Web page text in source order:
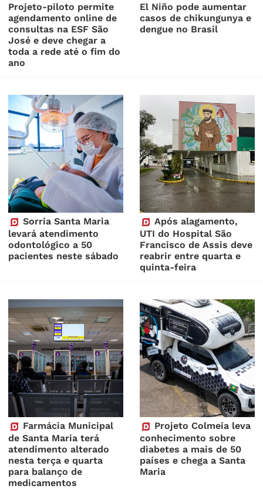
Projeto-piloto permite
agendamento online de
consultas na ESF São
José e deve chegar a
toda a rede até o fim do
ano
El Niño pode aumentar
casos de chikungunya e
dengue no Brasil
Sorria Santa Maria
levará atendimento
odontológico a 50
pacientes neste sábado
Após alagamento,
UTI do Hospital São
Francisco de Assis deve
reabrir entre quarta e
quinta-feira
Farmácia Municipal
de Santa Maria terá
atendimento alterado
nesta terça e quarta
para balanço de
medicamentos
Projeto Colmeia leva
conhecimento sobre
diabetes a mais de 50
países e chega a Santa
Maria